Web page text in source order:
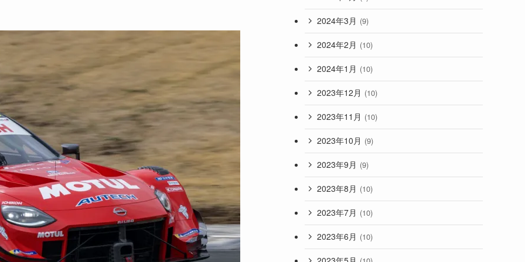
2024年3月 (9)
2024年2月 (10)
2024年1月 (10)
2023年12月 (10)
2023年11月 (10)
2023年10月 (9)
2023年9月 (9)
2023年8月 (10)
2023年7月 (10)
2023年6月 (10)